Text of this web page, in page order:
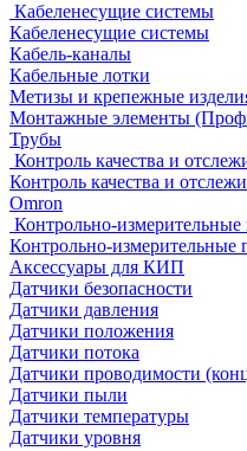
Кабеленесущие системы
Кабеленесущие системы
Кабель-каналы
Кабельные лотки
Метизы и крепежные
Монтажные элементы
Трубы
Контроль качества и
Контроль качества и
Omron
Контрольно-
Контрольно-
Аксессуары для КИП
Датчики безопасности
Датчики давления
Датчики положения
Датчики потока
Датчики проводимости
Датчики пыли
Датчики температуры
Датчики уровня